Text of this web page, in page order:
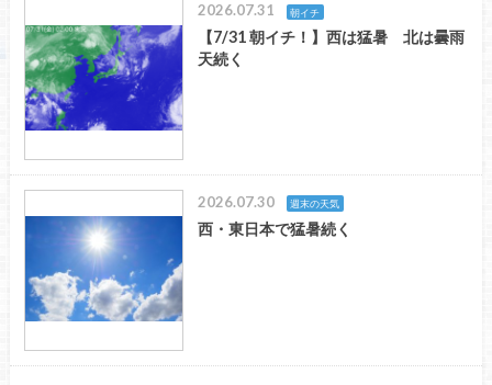
2026.07.31 朝イチ
【7/31 朝イチ！】西は猛暑 北は曇雨
天続く
2026.07.30 週末の天気
西・東日本で猛暑続く